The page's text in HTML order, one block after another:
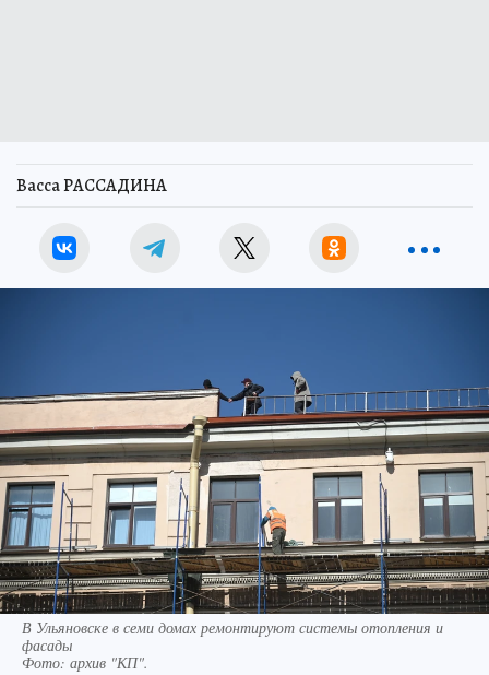
Васса РАССАДИНА
В Ульяновске в семи домах ремонтируют системы отопления и
фасады
Фото: архив "КП".